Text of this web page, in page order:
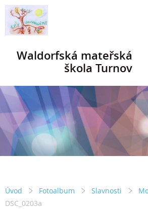
Waldorfská mateřská
škola Turnov
Úvod Fotoalbum Slavnosti
DSC_0203a